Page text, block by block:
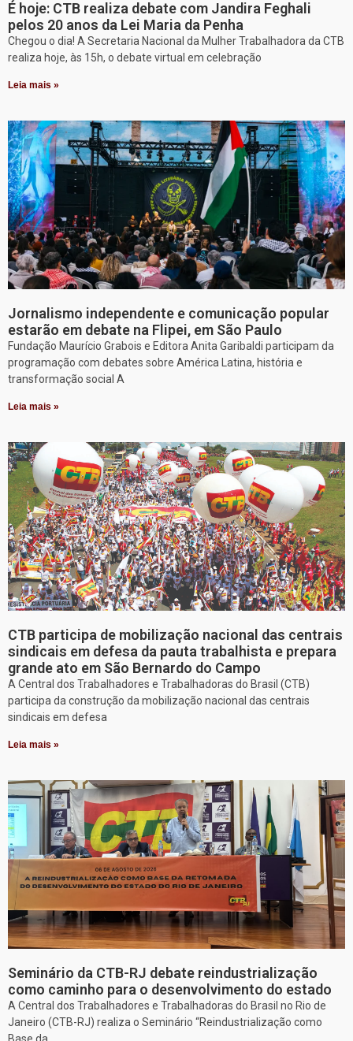
É hoje: CTB realiza debate com Jandira Feghali
pelos 20 anos da Lei Maria da Penha
Chegou o dia! A Secretaria Nacional da Mulher Trabalhadora da CTB
realiza hoje, às 15h, o debate virtual em celebração
Leia mais »
Jornalismo independente e comunicação popular
estarão em debate na Flipei, em São Paulo
Fundação Maurício Grabois e Editora Anita Garibaldi participam da
programação com debates sobre América Latina, história e
transformação social A
Leia mais »
CTB participa de mobilização nacional das centrais
sindicais em defesa da pauta trabalhista e prepara
grande ato em São Bernardo do Campo
A Central dos Trabalhadores e Trabalhadoras do Brasil (CTB)
participa da construção da mobilização nacional das centrais
sindicais em defesa
Leia mais »
Seminário da CTB-RJ debate reindustrialização
como caminho para o desenvolvimento do estado
A Central dos Trabalhadores e Trabalhadoras do Brasil no Rio de
Janeiro (CTB-RJ) realiza o Seminário “Reindustrialização como